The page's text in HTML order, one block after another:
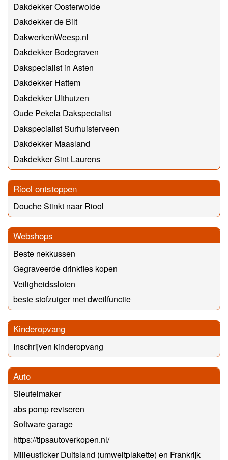
Dakdekker Oosterwolde
Dakdekker de Bilt
DakwerkenWeesp.nl
Dakdekker Bodegraven
Dakspecialist in Asten
Dakdekker Hattem
Dakdekker UIthuizen
Oude Pekela Dakspecialist
Dakspecialist Surhuisterveen
Dakdekker Maasland
Dakdekker Sint Laurens
Riool ontstoppen
Douche Stinkt naar Riool
Webshops
Beste nekkussen
Gegraveerde drinkfles kopen
Veiligheidssloten
beste stofzuiger met dweilfunctie
Kinderopvang
Inschrijven kinderopvang
Auto
Sleutelmaker
abs pomp reviseren
Software garage
https://tipsautoverkopen.nl/
Milieusticker Duitsland (umweltplakette) en Frankrijk